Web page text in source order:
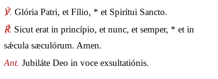
℣. Glória Patri, et Fílio, * et Spirítui Sancto.
℟. Sicut erat in princípio, et nunc, et semper, * et in
sǽcula sæculórum. Amen.
Ant. Jubiláte Deo in voce exsultatiónis.